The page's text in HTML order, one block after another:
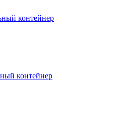
контейнер
контейнер